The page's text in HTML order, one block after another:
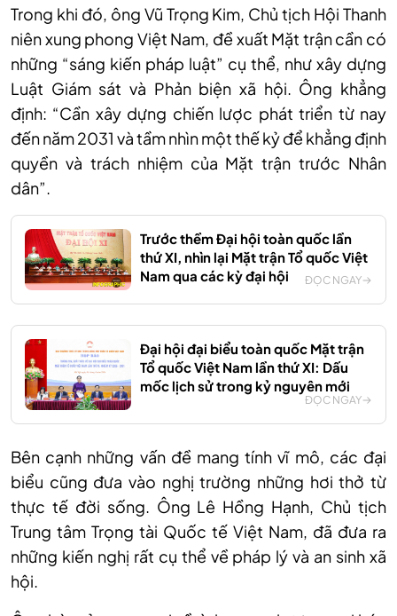
Trong khi đó, ông Vũ Trọng Kim, Chủ tịch Hội Thanh
niên xung phong Việt Nam, đề xuất Mặt trận cần có
những “sáng kiến pháp luật” cụ thể, như xây dựng
Luật Giám sát và Phản biện xã hội. Ông khẳng
định: “Cần xây dựng chiến lược phát triển từ nay
đến năm 2031 và tầm nhìn một thế kỷ để khẳng định
quyền và trách nhiệm của Mặt trận trước Nhân
dân”.
Trước thềm Đại hội toàn quốc lần
thứ XI, nhìn lại Mặt trận Tổ quốc Việt
Nam qua các kỳ đại hội
ĐỌC NGAY
Đại hội đại biểu toàn quốc Mặt trận
Tổ quốc Việt Nam lần thứ XI: Dấu
mốc lịch sử trong kỷ nguyên mới
ĐỌC NGAY
Bên cạnh những vấn đề mang tính vĩ mô, các đại
biểu cũng đưa vào nghị trường những hơi thở từ
thực tế đời sống. Ông Lê Hồng Hạnh, Chủ tịch
Trung tâm Trọng tài Quốc tế Việt Nam, đã đưa ra
những kiến nghị rất cụ thể về pháp lý và an sinh xã
hội.